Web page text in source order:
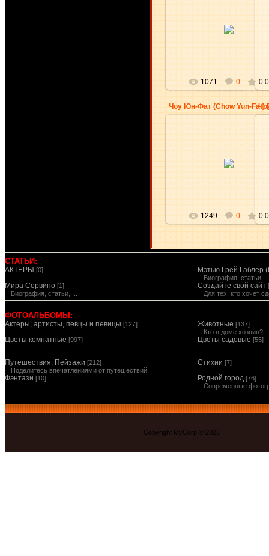
1071 0 0.0
1249 0 0.0
СТАТЬИ:
АКТЕРЫ [0] Мэтью Грей Габлер
Биография, статьи,
Мира Сорвино [1]
Биография, статьи, ...
Создайте свой сайт
Для тех, кто хочет
ФОТОАЛЬБОМЫ:
Актеры, артисты, певцы и певицы [127] Животные [137]
Кто в доме хозяин?
Цветы комнатные [997] Цветы садовые [55]
Путешествия, Пейзажи [212]
Поделитесь впечатлениями от путешествий
Стихии [7]
Фэнтази [10] Родной город [76]
Современные
Copyright MyCorp © 2026